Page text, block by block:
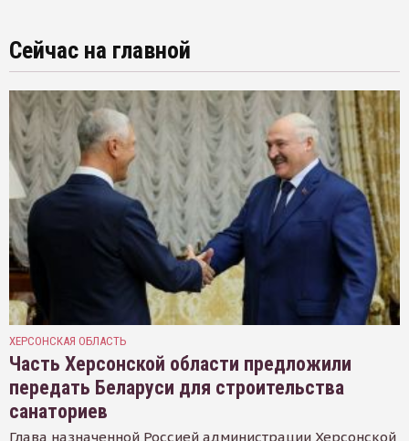
Сейчас на главной
ХЕРСОНСКАЯ ОБЛАСТЬ
Часть Херсонской области предложили
передать Беларуси для строительства
санаториев
Глава назначенной Россией администрации Херсонской